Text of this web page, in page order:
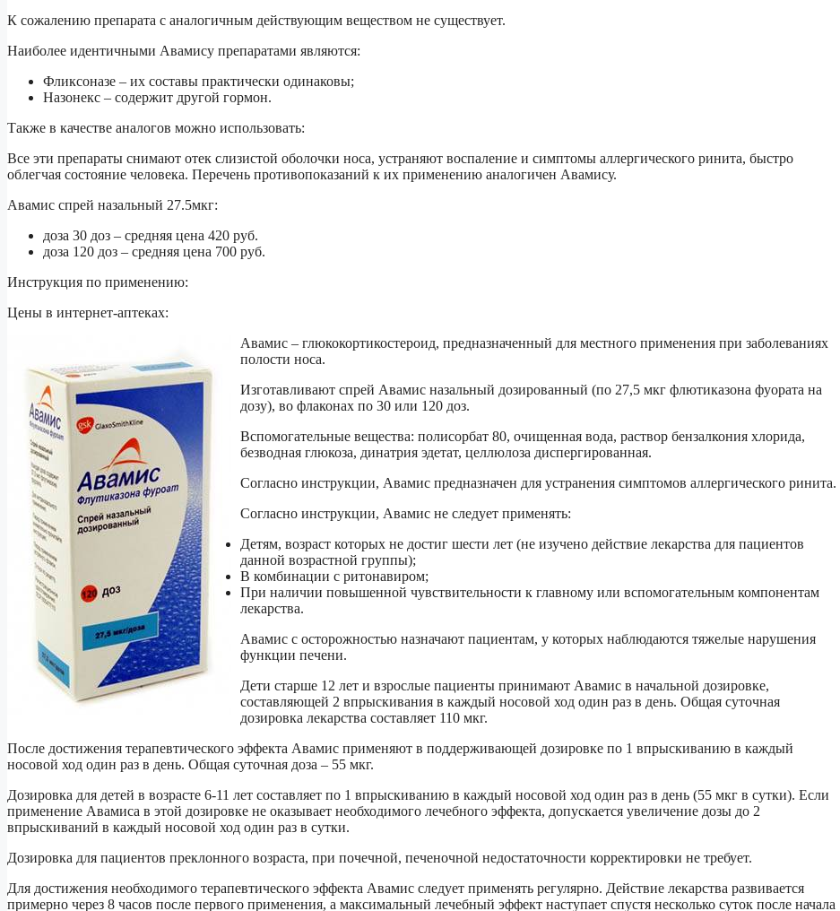
К сожалению препарата с аналогичным действующим веществом не существует.
Наиболее идентичными Авамису препаратами являются:
Фликсоназе – их составы практически одинаковы;
Назонекс – содержит другой гормон.
Также в качестве аналогов можно использовать:
Все эти препараты снимают отек слизистой оболочки носа, устраняют воспаление и симптомы аллергического ринита, быстро
облегчая состояние человека. Перечень противопоказаний к их применению аналогичен Авамису.
Авамис спрей назальный 27.5мкг:
доза 30 доз – средняя цена 420 руб.
доза 120 доз – средняя цена 700 руб.
Инструкция по применению:
Цены в интернет-аптеках:
Авамис – глюкокортикостероид, предназначенный для местного применения при заболеваниях
полости носа.
Изготавливают спрей Авамис назальный дозированный (по 27,5 мкг флютиказона фуората на
дозу), во флаконах по 30 или 120 доз.
Вспомогательные вещества: полисорбат 80, очищенная вода, раствор бензалкония хлорида,
безводная глюкоза, динатрия эдетат, целлюлоза диспергированная.
Согласно инструкции, Авамис предназначен для устранения симптомов аллергического ринита.
Согласно инструкции, Авамис не следует применять:
Детям, возраст которых не достиг шести лет (не изучено действие лекарства для пациентов
данной возрастной группы);
В комбинации с ритонавиром;
При наличии повышенной чувствительности к главному или вспомогательным компонентам
лекарства.
Авамис с осторожностью назначают пациентам, у которых наблюдаются тяжелые нарушения
функции печени.
Дети старше 12 лет и взрослые пациенты принимают Авамис в начальной дозировке,
составляющей 2 впрыскивания в каждый носовой ход один раз в день. Общая суточная
дозировка лекарства составляет 110 мкг.
После достижения терапевтического эффекта Авамис применяют в поддерживающей дозировке по 1 впрыскиванию в каждый
носовой ход один раз в день. Общая суточная доза – 55 мкг.
Дозировка для детей в возрасте 6-11 лет составляет по 1 впрыскиванию в каждый носовой ход один раз в день (55 мкг в сутки). Если
применение Авамиса в этой дозировке не оказывает необходимого лечебного эффекта, допускается увеличение дозы до 2
впрыскиваний в каждый носовой ход один раз в сутки.
Дозировка для пациентов преклонного возраста, при почечной, печеночной недостаточности корректировки не требует.
Для достижения необходимого терапевтического эффекта Авамис следует применять регулярно. Действие лекарства развивается
примерно через 8 часов после первого применения, а максимальный лечебный эффект наступает спустя несколько суток после начала